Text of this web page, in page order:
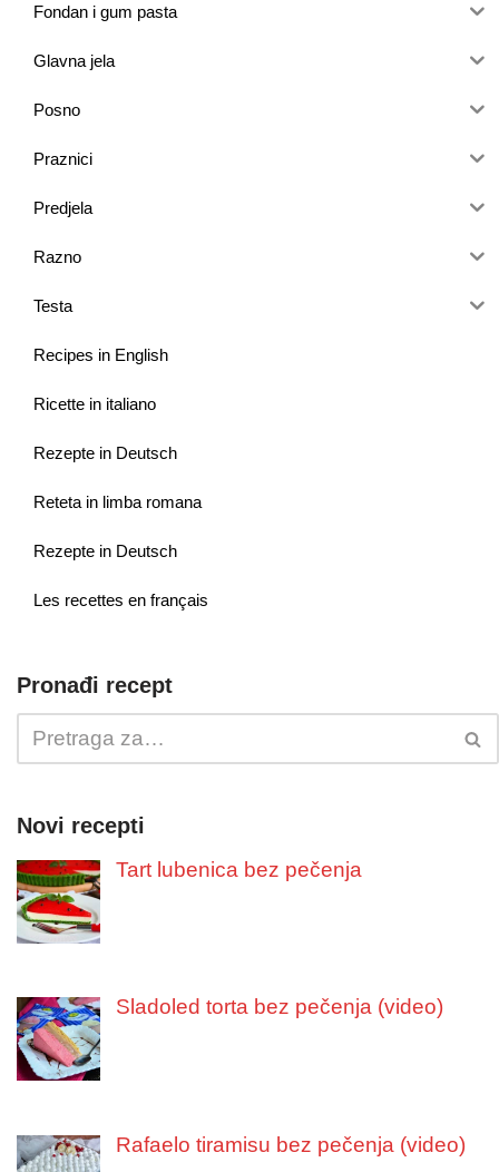
Fondan i gum pasta
Glavna jela
Posno
Praznici
Predjela
Razno
Testa
Recipes in English
Ricette in italiano
Rezepte in Deutsch
Reteta in limba romana
Rezepte in Deutsch
Les recettes en français
Pronađi recept
Novi recepti
Tart lubenica bez pečenja
Sladoled torta bez pečenja (video)
Rafaelo tiramisu bez pečenja (video)